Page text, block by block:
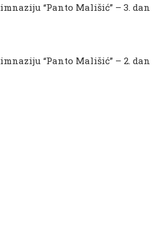
“Panto Mališić” – 3. dan
“Panto Mališić” – 2. dan